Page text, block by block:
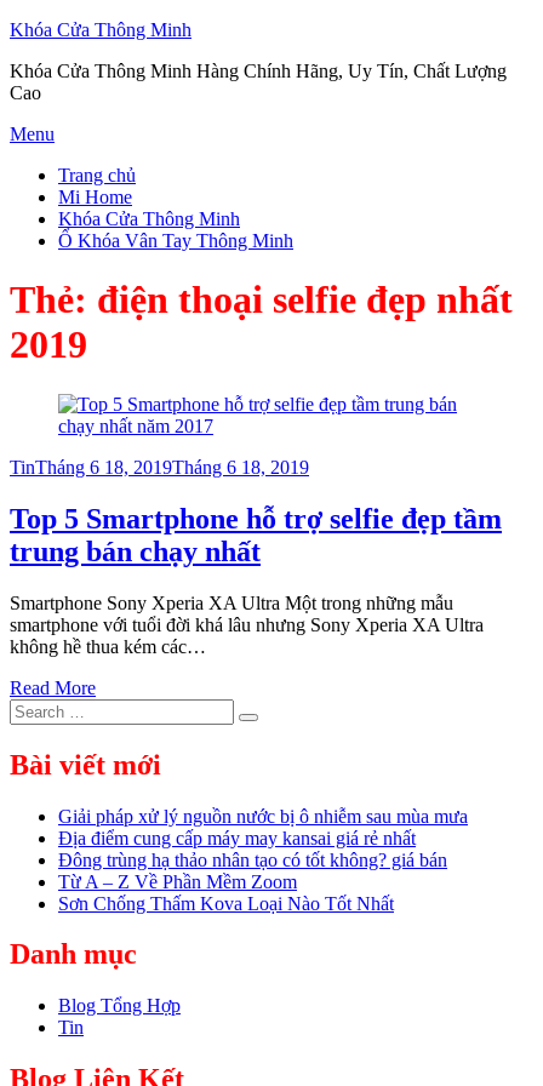
Khóa Cửa Thông Minh
Khóa Cửa Thông Minh Hàng Chính Hãng, Uy Tín, Chất Lượng
Cao
Skip
content
Menu
Trang chủ
Mi Home
Khóa Cửa Thông Minh
Ổ Khóa Vân Tay Thông Minh
Thẻ: điện thoại selfie đẹp nhất
2019
TinPosted
Tháng 6 18, 2019Tháng 6 18, 2019
Top 5 Smartphone hỗ trợ selfie đẹp tầm
trung bán chạy nhất
Smartphone Sony Xperia XA Ultra Một trong những mẫu
smartphone với tuổi đời khá lâu nhưng Sony Xperia XA Ultra
không hề thua kém các…
Read More
Search
for:
Search
Bài viết mới
Giải pháp xử lý nguồn nước bị ô nhiễm sau mùa mưa
Địa điểm cung cấp máy may kansai giá rẻ nhất
Đông trùng hạ thảo nhân tạo có tốt không? giá bán
Từ A – Z Về Phần Mềm Zoom
Sơn Chống Thấm Kova Loại Nào Tốt Nhất
Danh mục
Blog Tổng Hợp
Tin
Blog Liên Kết